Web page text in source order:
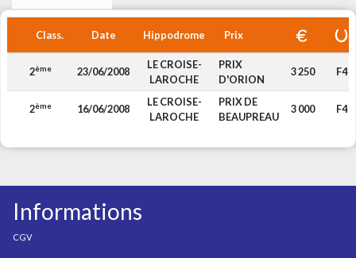
Class. Date Hippodrome Prix
2ème 23/06/2008
LE CROISE-
LAROCHE
PRIX
D'ORION
3 250 F4
2ème 16/06/2008
LE CROISE-
LAROCHE
PRIX DE
BEAUPREAU
3 000 F4
Informations
CGV